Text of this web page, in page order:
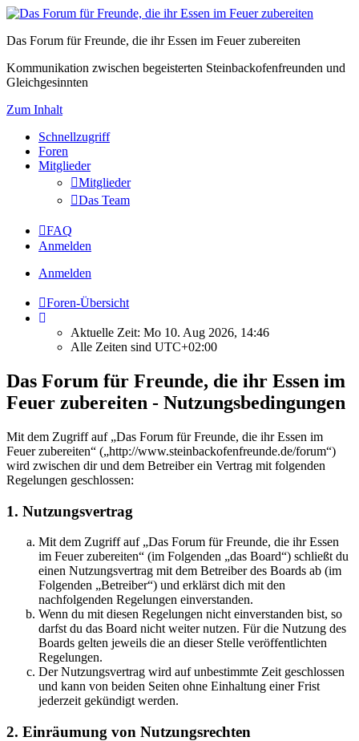
Das Forum für Freunde, die ihr Essen im Feuer zubereiten
Kommunikation zwischen begeisterten Steinbackofenfreunden und
Gleichgesinnten
Zum Inhalt
Schnellzugriff
Foren
Mitglieder
Mitglieder
Das Team
FAQ
Anmelden
Anmelden
Foren-Übersicht
Aktuelle Zeit: Mo 10. Aug 2026, 14:46
Alle Zeiten sind UTC+02:00
Das Forum für Freunde, die ihr Essen im
Feuer zubereiten - Nutzungsbedingungen
Mit dem Zugriff auf „Das Forum für Freunde, die ihr Essen im
Feuer zubereiten“ („http://www.steinbackofenfreunde.de/forum“)
wird zwischen dir und dem Betreiber ein Vertrag mit folgenden
Regelungen geschlossen:
1. Nutzungsvertrag
Mit dem Zugriff auf „Das Forum für Freunde, die ihr Essen
im Feuer zubereiten“ (im Folgenden „das Board“) schließt du
einen Nutzungsvertrag mit dem Betreiber des Boards ab (im
Folgenden „Betreiber“) und erklärst dich mit den
nachfolgenden Regelungen einverstanden.
Wenn du mit diesen Regelungen nicht einverstanden bist, so
darfst du das Board nicht weiter nutzen. Für die Nutzung des
Boards gelten jeweils die an dieser Stelle veröffentlichten
Regelungen.
Der Nutzungsvertrag wird auf unbestimmte Zeit geschlossen
und kann von beiden Seiten ohne Einhaltung einer Frist
jederzeit gekündigt werden.
2. Einräumung von Nutzungsrechten